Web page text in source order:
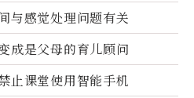
与感觉处理问题有关
成是父母的育儿顾问
止课堂使用智能手机